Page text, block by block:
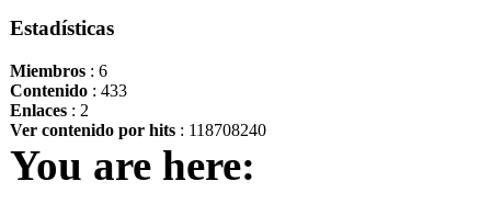
Estadísticas
Miembros: 6
Contenido: 433
Enlaces: 2
Ver contenido por hits: 118708240
You are here: